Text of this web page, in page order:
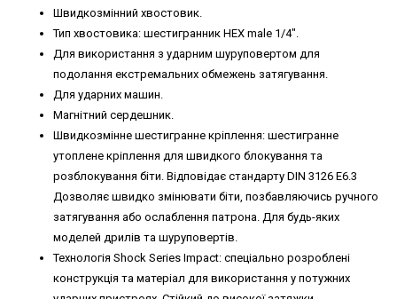
Швидкозмінний хвостовик.
Тип хвостовика: шестигранник HEX male 1/4".
Для використання з ударним шуруповертом для
подолання екстремальних обмежень затягування.
Для ударних машин.
Магнітний сердешник.
Швидкозмінне шестигранне кріплення: шестигранне
утоплене кріплення для швидкого блокування та
розблокування біти. Відповідає стандарту DIN 3126 E6.3
Дозволяє швидко змінювати біти, позбавляючись ручного
затягування або ослаблення патрона. Для будь-яких
моделей дрилів та шуруповертів.
Технологія Shock Series Impact: спеціально розроблені
конструкція та матеріал для використання у потужних